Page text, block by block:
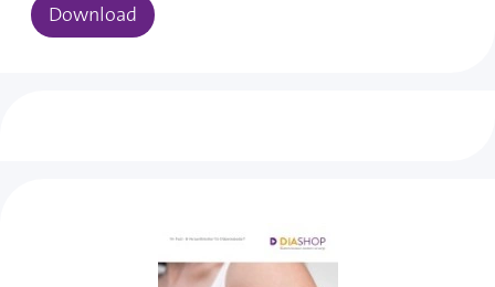
Download